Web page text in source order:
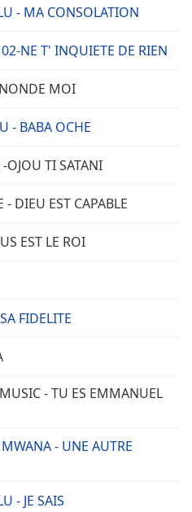
- MA CONSOLATION
NE T' INQUIETE DE RIEN
MOI
- BABA OCHE
TI SATANI
DIEU EST CAPABLE
EST LE ROI
FIDELITE
- TU ES EMMANUEL
- UNE AUTRE
- JE SAIS